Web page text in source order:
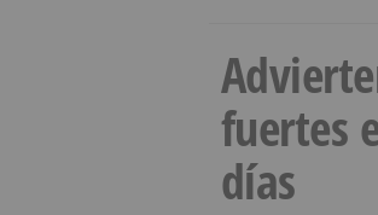
fuertes
días